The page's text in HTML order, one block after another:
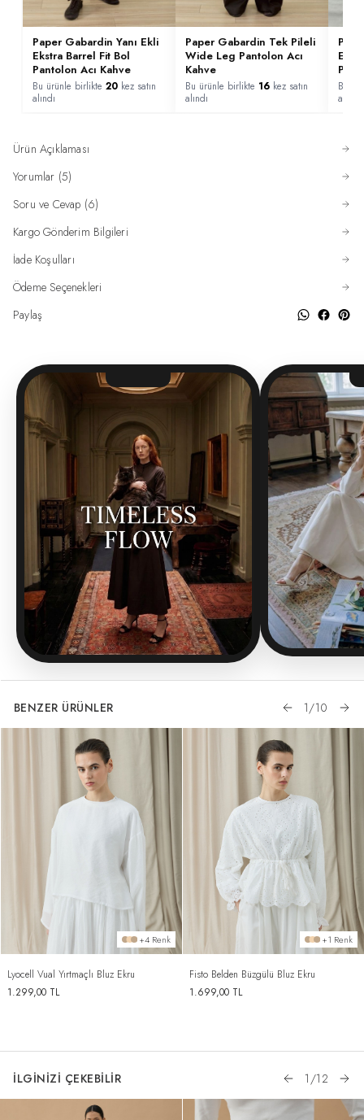
Paper Gabardin Yanı Ekli
Ekstra Barrel Fit Bol
Pantolon Acı Kahve
Bu ürünle birlikte 20 kez satın
alındı
Paper Gabardin Tek Pileli
Wide Leg Pantolon Acı
Kahve
Bu ürünle birlikte 16 kez satın
alındı
Bu
alındı
Ürün Açıklaması
Yorumlar (5)
Soru ve Cevap (6)
Kargo Gönderim Bilgileri
İade Koşulları
Ödeme Seçenekleri
Paylaş
BENZER ÜRÜNLER 1/10
+4 Renk
Lyocell Vual Yırtmaçlı Bluz Ekru
1.299,00TL
+1 Renk
Fisto Belden Büzgülü Bluz Ekru
1.699,00TL
İLGİNİZİ ÇEKEBİLİR 1 /12